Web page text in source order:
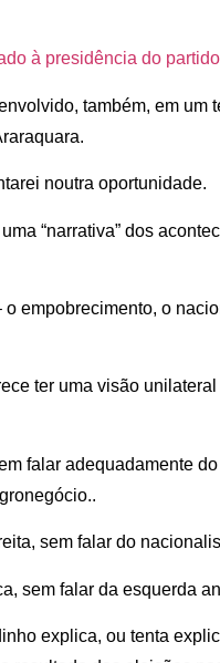
à presidência do partido
também, em um
noutra oportunidade.
“narrativa” dos
empobrecimento, o
ter uma visão
falar adequadamente
sem falar do
sem falar da esquerda
explica, ou tenta